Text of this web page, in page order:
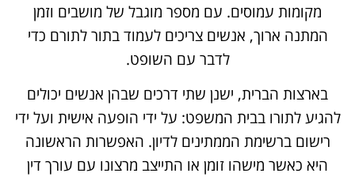
מקומות עמוסים. עם מספר מוגבל של מושבים וזמן
המתנה ארוך, אנשים צריכים לעמוד בתור לתורם כדי
לדבר עם השופט.
בארצות הברית, ישנן שתי דרכים שבהן אנשים יכולים
להגיע לתורו בבית המשפט: על ידי הופעה אישית ועל ידי
רישום ברשימת הממתינים לדיון. האפשרות הראשונה
היא כאשר מישהו זומן או התייצב מרצונו עם עורך דין